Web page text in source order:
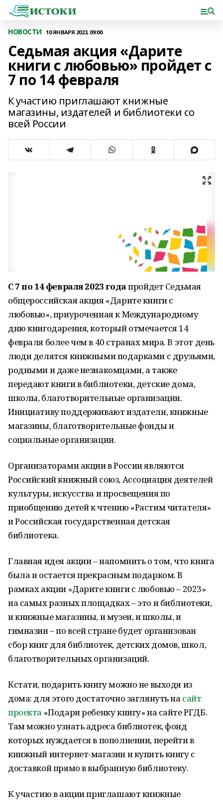
НОВОСТИ 10 ЯНВАРЯ 2023, 09:00
Седьмая акция «Дарите
книги с любовью» пройдет с
7 по 14 февраля
К участию приглашают книжные
магазины, издателей и библиотеки со
всей России
С 7 по 14 февраля 2023 годапройдет Седьмая
общероссийская акция «Дарите книги с
любовью», приуроченная к Международному
дню книгодарения, который отмечается 14
февраля более чем в 40 странах мира. В этот день
люди делятся книжными подарками с друзьями,
родными и даже незнакомцами, а также
передают книги в библиотеки, детские дома,
школы, благотворительные организации.
Инициативу поддерживают издатели, книжные
магазины, благотворительные фонды и
социальные организации.
Организаторами акции в России являются
Российский книжный союз, Ассоциация деятелей
культуры, искусства и просвещения по
приобщению детей к чтению «Растим читателя»
и Российская государственная детская
библиотека.
Главная идея акции – напомнить о том, что книга
была и остается прекрасным подарком. В
рамках акции «Дарите книги с любовью – 2023»
на самых разных площадках – это и библиотеки,
и книжные магазины, и музеи, и школы, и
гимназии – по всей стране будет организован
сбор книг для библиотек, детских домов, школ,
благотворительных организаций.
Кстати, подарить книгу можно не выходя из
дома: для этого достаточно заглянуть на сайт
проекта «Подари ребенку книгу» на сайте РГДБ.
Там можно узнать адреса библиотек, фонд
которых нуждается в пополнении, перейти в
книжный интернет-магазин и купить книгу с
доставкой прямо в выбранную библиотеку.
К участию в акции приглашают книжные